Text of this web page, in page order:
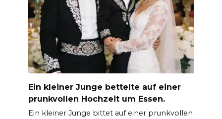
Ein kleiner Junge bettelte auf einer
prunkvollen Hochzeit um Essen.
Ein kleiner Junge bittet auf einer prunkvollen